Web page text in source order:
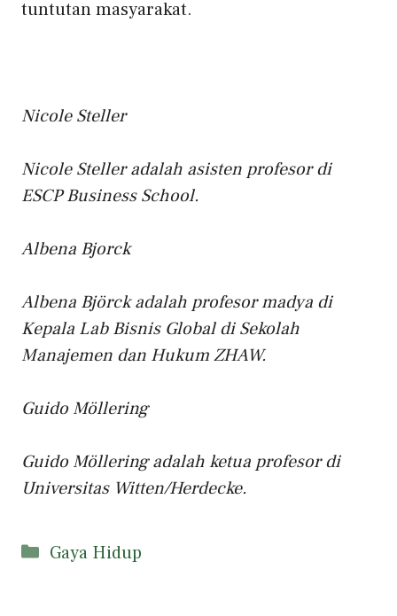
tuntutan masyarakat.
Nicole Steller
Nicole Steller adalah asisten profesor di
ESCP Business School.
Albena Bjorck
Albena Björck adalah profesor madya di
Kepala Lab Bisnis Global di Sekolah
Manajemen dan Hukum ZHAW.
Guido Möllering
Guido Möllering adalah ketua profesor di
Universitas Witten/Herdecke.
Kategori
Gaya Hidup